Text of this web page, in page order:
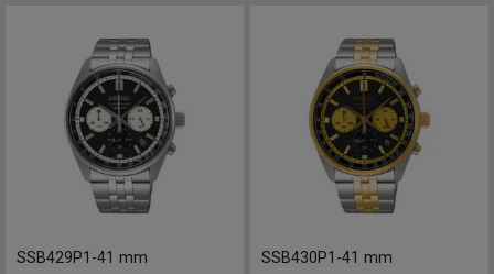
SSB429P1 -41 mm SSB430P1 -41 mm